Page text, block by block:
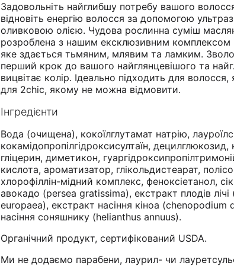
Задовольніть найглибшу потребу вашого
відновіть енергію волосся за допомогою
оливковою олією. Чудова рослинна суміш
розроблена з нашим ексклюзивним комплексом
яке здається тьмяним, млявим та ламким.
перший крок до вашого найглянцевішого та
вицвітає колір. Ідеально підходить для
для 2chic, якому не можна відмовити.
Інгредієнти
Вода (очищена), кокоїлглутамат натрію,
кокамідопропілгідроксисултаїн,
гліцерин, диметикон,
кислота, ароматизатор, глікольдистеарат,
хлорофіллін-мідний комплекс, феноксіетанол,
авокадо (persea gratissima), екстракт плодів
europaea), екстракт насіння кіноа
насіння соняшнику (helianthus annuus).
Органічний продукт, сертифікований USDA.
Ми не додаємо парабени, лаурил- чи